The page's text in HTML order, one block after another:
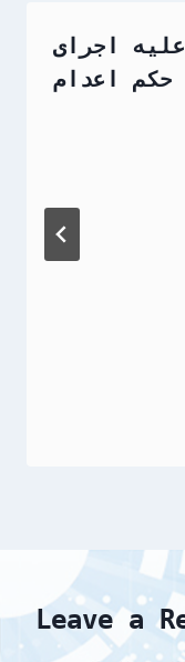
اجرای
حکم اعدام
Leave a